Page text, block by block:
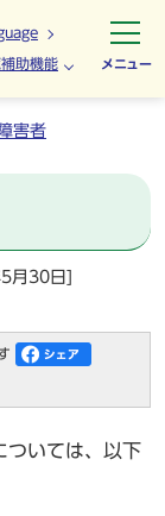
助機能 メニュー
障害者
月30日]
ついては、以下